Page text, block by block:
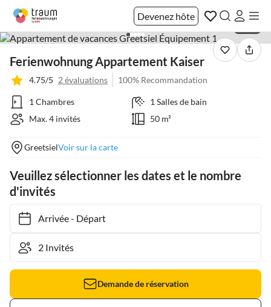
Devenez hôte
Ferienwohnung Appartement Kaiser
4.75/5 2 évaluations 100% Recommandation
1 Chambres
1 Salles de bain
Max. 4 invités
50 m²
GreetsielVoir sur la carte
Veuillez sélectionner les dates et le nombre
d'invités
Arrivée- Départ
Demande de réservation